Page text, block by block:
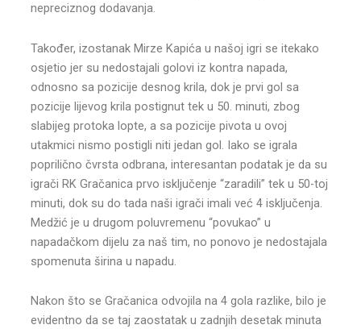
nepreciznog dodavanja.
Također, izostanak Mirze Kapića u našoj igri se itekako
osjetio jer su nedostajali golovi iz kontra napada,
odnosno sa pozicije desnog krila, dok je prvi gol sa
pozicije lijevog krila postignut tek u 50. minuti, zbog
slabijeg protoka lopte, a sa pozicije pivota u ovoj
utakmici nismo postigli niti jedan gol. Iako se igrala
poprilično čvrsta odbrana, interesantan podatak je da su
igrači RK Gračanica prvo isključenje “zaradili” tek u 50-toj
minuti, dok su do tada naši igrači imali već 4 isključenja.
Medžić je u drugom poluvremenu “povukao” u
napadačkom dijelu za naš tim, no ponovo je nedostajala
spomenuta širina u napadu.
Nakon što se Gračanica odvojila na 4 gola razlike, bilo je
evidentno da se taj zaostatak u zadnjih desetak minuta